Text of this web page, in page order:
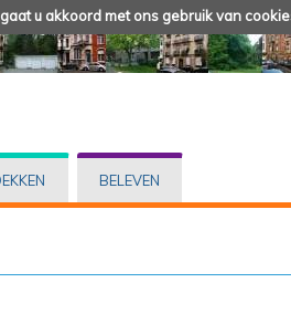
u akkoord met ons gebruik van
BELEVEN